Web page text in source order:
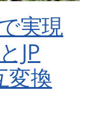
実現
JP
変換